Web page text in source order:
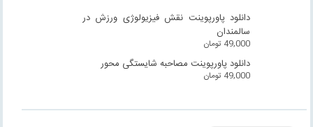
دانلود پاورپوینت نقش فیزیولوژی ورزش در
سالمندان
49,000 تومان
دانلود پاورپوینت مصاحبه شایستگی محور
49,000 تومان